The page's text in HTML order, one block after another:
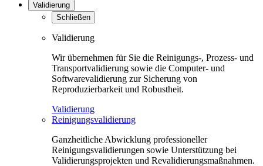
Validierung
Schließen
Validierung
Wir übernehmen für Sie die Reinigungs-, Prozess- und
Transportvalidierung sowie die Computer- und
Softwarevalidierung zur Sicherung von
Reproduzierbarkeit und Robustheit.
Validierung
Reinigungsvalidierung
Ganzheitliche Abwicklung professioneller
Reinigungsvalidierungen sowie Unterstützung bei
Validierungsprojekten und Revalidierungsmaßnahmen.